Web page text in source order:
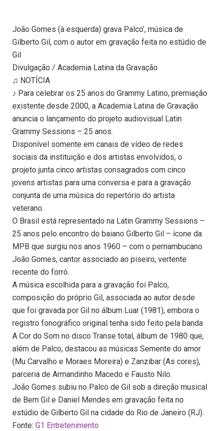
João Gomes (à esquerda) grava Palco’, música de
Gilberto Gil, com o autor em gravação feita no estúdio de
Gil
Divulgação / Academia Latina da Gravação
♫ NOTÍCIA
♪ Para celebrar os 25 anos do Grammy Latino, premiação
existente desde 2000, a Academia Latina de Gravação
anuncia o lançamento do projeto audiovisual Latin
Grammy Sessions – 25 anos.
Disponível somente em canais de vídeo de redes
sociais da instituição e dos artistas envolvidos, o
projeto junta cinco artistas consagrados com cinco
jovens artistas para uma conversa e para a gravação
conjunta de uma música do repertório do artista
veterano.
O Brasil está representado na Latin Grammy Sessions –
25 anos pelo encontro do baiano Gilberto Gil – ícone da
MPB que surgiu nos anos 1960 – com o pernambucano
João Gomes, cantor associado ao piseiro, vertente
recente do forró.
A música escolhida para a gravação foi Palco,
composição do próprio Gil, associada ao autor desde
que foi gravada por Gil no álbum Luar (1981), embora o
registro fonográfico original tenha sido feito pela banda
A Cor do Som no disco Transe total, álbum de 1980 que,
além de Palco, destacou as músicas Semente do amor
(Mu Carvalho e Moraes Moreira) e Zanzibar (As cores),
parceria de Armandinho Macedo e Fausto Nilo.
João Gomes subiu no Palco de Gil sob a direção musical
de Bem Gil e Daniel Mendes em gravação feita no
estúdio de Gilberto Gil na cidade do Rio de Janeiro (RJ).
Fonte: G1 Entretenimento